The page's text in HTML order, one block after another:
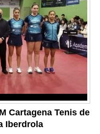
Cartagena Tenis de
Iberdrola